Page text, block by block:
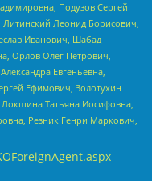
Подузов Сергей
Литинский Леонид Борисович,
Иванович, Шабад
Орлов Олег Петрович,
Евгеньевна,
Ефимович, Золотухин
Татьяна Иосифовна,
Резник Генри Маркович,